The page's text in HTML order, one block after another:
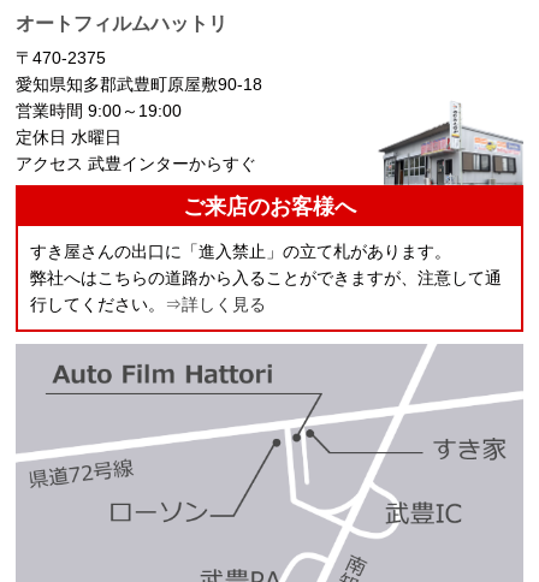
オートフィルムハットリ
〒470-2375
愛知県知多郡武豊町原屋敷90-18
営業時間 9:00～19:00
定休日 水曜日
アクセス 武豊インターからすぐ
ご来店のお客様へ
すき屋さんの出口に「進入禁止」の立て札があります。
弊社へはこちらの道路から入ることができますが、注意して通
行してください。 ⇒詳しく見る